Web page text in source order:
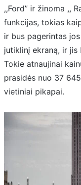
,,Ford” ir žinoma ,,
funkcijas, tokias
ir bus pagerintas
jutiklinį ekraną, ir jis
Tokie atnaujinai
prasidės nuo 37
vietiniai pikapai.